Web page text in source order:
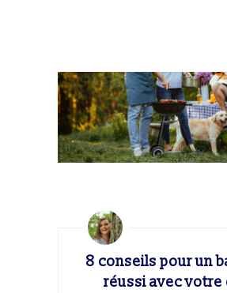
8 conseils pour un
réussi avec votre